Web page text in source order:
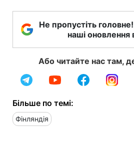
Не пропустіть
наші оновлення
Або читайте нас там,
Більше по темі:
Фінляндія